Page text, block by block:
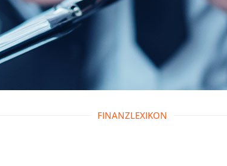
FINANZLEXIKON